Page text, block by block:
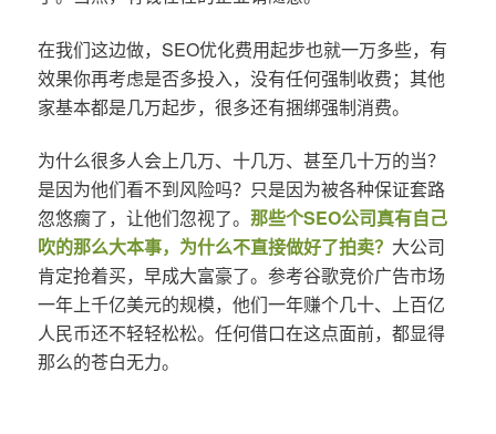
在我们这边做，SEO优化费用起步也就一万多些，有
效果你再考虑是否多投入，没有任何强制收费；其他
家基本都是几万起步，很多还有捆绑强制消费。
为什么很多人会上几万、十几万、甚至几十万的当？
是因为他们看不到风险吗？只是因为被各种保证套路
忽悠瘸了，让他们忽视了。 那些个SEO公司真有自己
吹的那么大本事，为什么不直接做好了拍卖？ 大公司
肯定抢着买，早成大富豪了。参考谷歌竞价广告市场
一年上千亿美元的规模，他们一年赚个几十、上百亿
人民币还不轻轻松松。任何借口在这点面前，都显得
那么的苍白无力。